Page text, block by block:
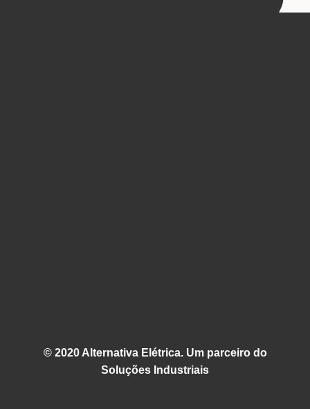
© 2020 Alternativa Elétrica. Um parceiro do
Soluções Industriais